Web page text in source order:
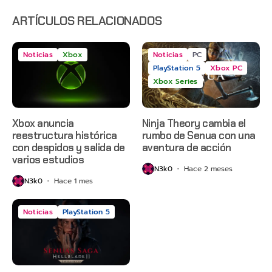
ARTÍCULOS RELACIONADOS
Noticias Xbox
Xbox anuncia
reestructura histórica
con despidos y salida de
varios estudios
N3k0 Hace 1 mes
Noticias
PC
PlayStation 5
Xbox PC
Xbox Series
Ninja Theory cambia el
rumbo de Senua con una
aventura de acción
N3k0 Hace 2 meses
Noticias PlayStation 5